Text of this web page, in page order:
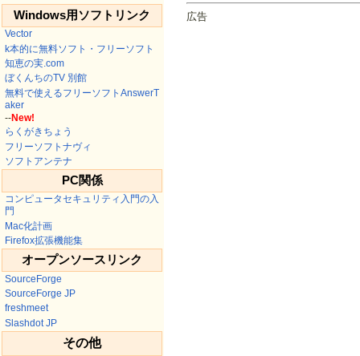
Windows用ソフトリンク
Vector
k本的に無料ソフト・フリーソフト
知恵の実.com
ぼくんちのTV 別館
無料で使えるフリーソフトAnswerT
aker
--New!
らくがきちょう
フリーソフトナヴィ
ソフトアンテナ
PC関係
コンピュータセキュリティ入門の入
門
Mac化計画
Firefox拡張機能集
オープンソースリンク
SourceForge
SourceForge JP
freshmeet
Slashdot JP
その他
広告